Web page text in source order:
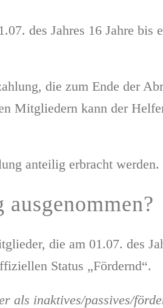
des Jahres 16 Jahre bis
die zum Ende der
Mitgliedern kann der
anteilig erbracht werden.
die am 01.07. des
Status „Fördernd“.
inaktives/passives/